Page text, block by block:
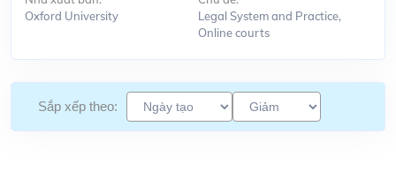
Oxford University
Legal System and Practice,
Online courts
Sắp xếp theo: